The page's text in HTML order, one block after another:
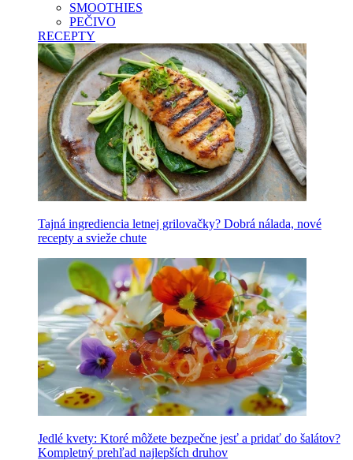
SMOOTHIES
PEČIVO
RECEPTY
Tajná ingrediencia letnej grilovačky? Dobrá nálada, nové
recepty a svieže chute
Jedlé kvety: Ktoré môžete bezpečne jesť a pridať do šalátov?
Kompletný prehľad najlepších druhov